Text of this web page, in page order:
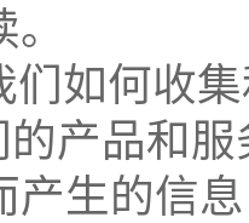
们如何收
产品和
产生的信